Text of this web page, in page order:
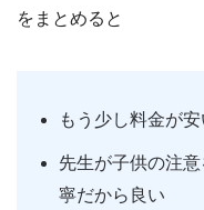
をまとめると
もう少し料金が
先生が子供の注
寧だから良い